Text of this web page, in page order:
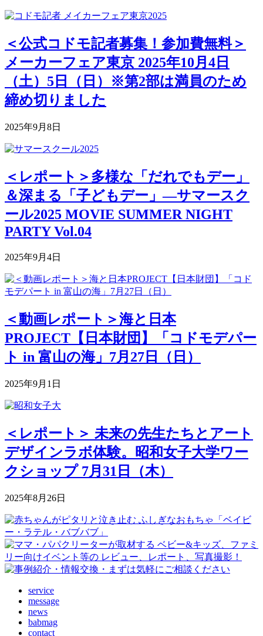
＜公式コドモ記者募集！参加費無料＞
メーカーフェア東京 2025年10月4日
（土）5日（日）※第2部は満員のため
締め切りました
2025年9月8日
＜レポート＞多様な「だれでもデー」
＆深まる「子どもデー」―サマースク
ール2025 MOVIE SUMMER NIGHT
PARTY Vol.04
2025年9月4日
＜動画レポート＞海と日本
PROJECT【日本財団】「コドモデパー
ト in 富山の海」7月27日（日）
2025年9月1日
＜レポート＞ 未来の先生たちとアート
デザインラボ体験。昭和女子大学ワー
クショップ 7月31日（木）
2025年8月26日
service
message
news
babmag
contact